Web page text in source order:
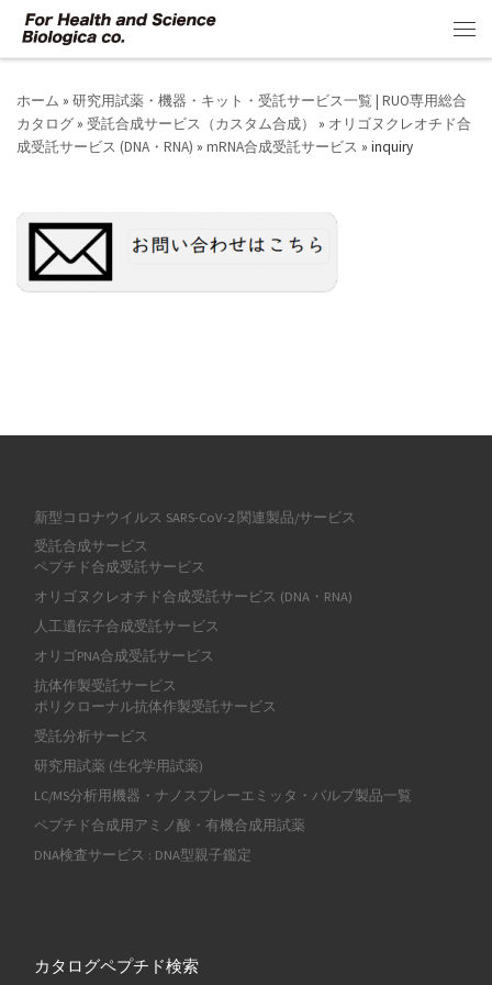
コンテンツへスキップ
ホーム » 研究用試薬・機器・キット・受託サービス一覧 | RUO専用総合
カタログ » 受託合成サービス（カスタム合成） » オリゴヌクレオチド合
成受託サービス (DNA・RNA) » mRNA合成受託サービス » inquiry
新型コロナウイルス SARS-CoV-2 関連製品/サービス
受託合成サービス
ペプチド合成受託サービス
オリゴヌクレオチド合成受託サービス (DNA・RNA)
人工遺伝子合成受託サービス
オリゴPNA合成受託サービス
抗体作製受託サービス
ポリクローナル抗体作製受託サービス
受託分析サービス
研究用試薬 (生化学用試薬)
LC/MS分析用機器・ナノスプレーエミッタ・バルブ製品一覧
ペプチド合成用アミノ酸・有機合成用試薬
DNA検査サービス : DNA型親子鑑定
カタログペプチド検索